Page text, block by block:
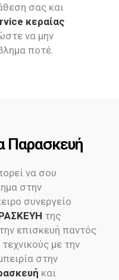
σας και
κεραίας
να μην
ποτέ.
Παρασκευή
να σου
στην
συνεργείο
της
επισκευή παντός
με την
στην
και